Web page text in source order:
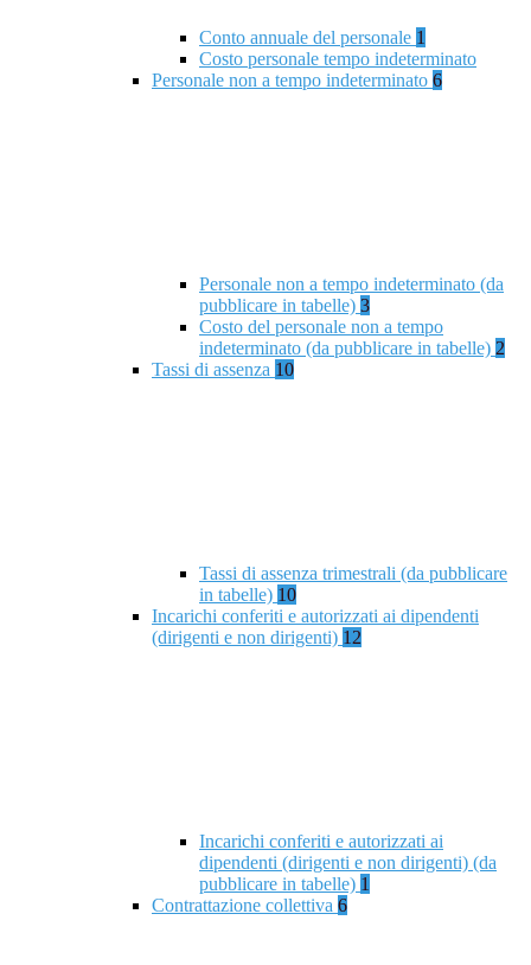
Conto annuale del personale 1
Costo personale tempo indeterminato
Personale non a tempo indeterminato 6
Personale non a tempo indeterminato (da
pubblicare in tabelle) 3
Costo del personale non a tempo
indeterminato (da pubblicare in tabelle) 2
Tassi di assenza 10
Tassi di assenza trimestrali (da pubblicare
in tabelle) 10
Incarichi conferiti e autorizzati ai dipendenti
(dirigenti e non dirigenti) 12
Incarichi conferiti e autorizzati ai
dipendenti (dirigenti e non dirigenti) (da
pubblicare in tabelle) 1
Contrattazione collettiva 6